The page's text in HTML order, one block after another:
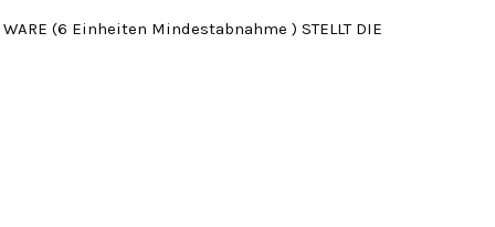
WARE (6 Einheiten Mindestabnahme)STELLT DIE